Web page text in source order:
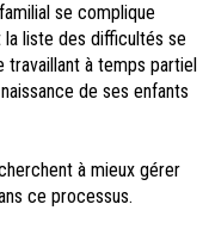
se complique
la liste des difficultés se
travaillant à temps partiel
de ses enfants
à mieux gérer
ce processus.